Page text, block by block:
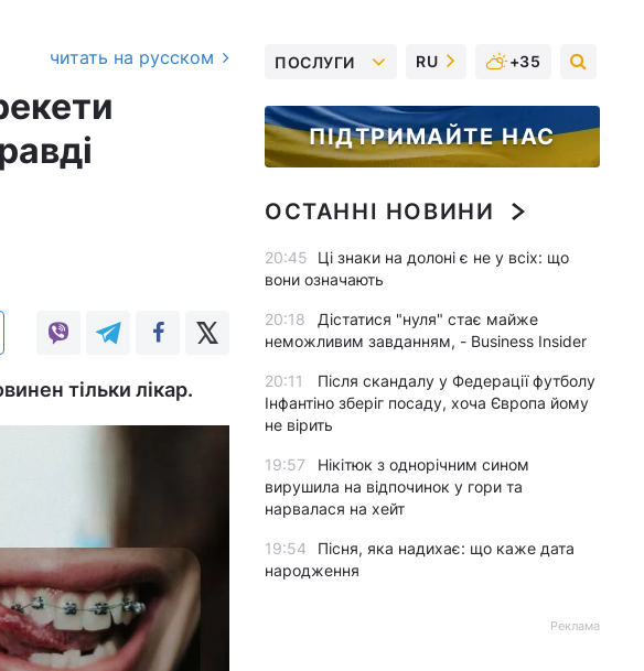
читать на русском
тільки лікар.
ПОСЛУГИ RU +35
ПІДТРИМАЙТЕ НАС
ОСТАННІ НОВИНИ
20:45
Ці знаки на долоні є не у всіх: що
вони означають
20:18
Дістатися "нуля" стає майже
неможливим завданням, - Business Insider
20:11
Після скандалу у Федерації футболу
Інфантіно зберіг посаду, хоча Європа йому
не вірить
19:57
Нікітюк з однорічним сином
вирушила на відпочинок у гори та
нарвалася на хейт
19:54
Пісня, яка надихає: що каже дата
народження
Реклама